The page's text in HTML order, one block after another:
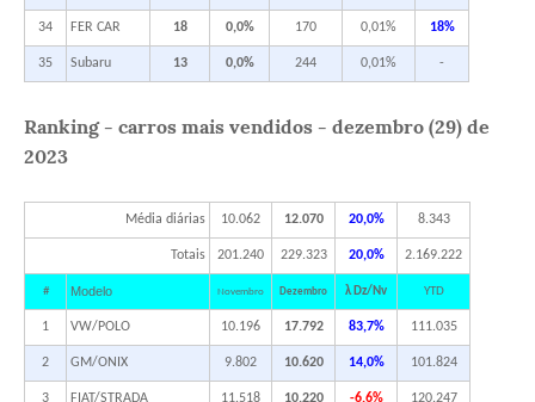
34 FER CAR 18 0,0% 170 0,01% 18%
35 Subaru 13 0,0% 244 0,01% -
Ranking - carros mais vendidos - dezembro (29) de
2023
Média diárias 10.062 12.070 20,0% 8.343
Totais 201.240 229.323 20,0% 2.169.222
# Modelo Novembro Dezembro λ Dz/Nv YTD
1 VW/POLO 10.196 17.792 83,7% 111.035
2 GM/ONIX 9.802 10.620 14,0% 101.824
3 FIAT/STRADA 11.518 10.220 -6,6% 120.247